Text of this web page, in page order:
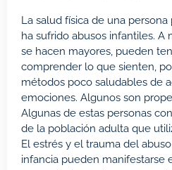
La salud física de una
ha sufrido abusos infantiles. A
se hacen mayores, pueden
comprender lo que sienten,
métodos poco saludables de
emociones. Algunos son
Algunas de estas personas
de la población adulta que
El estrés y el trauma del
infancia pueden manifestarse